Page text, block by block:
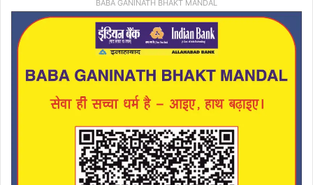
BABA GANINATH BHAKT MANDAL